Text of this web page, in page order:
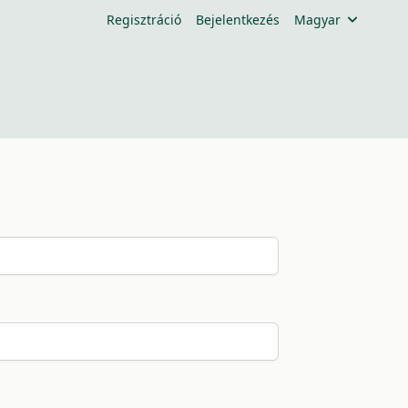
Regisztráció Bejelentkezés Magyar